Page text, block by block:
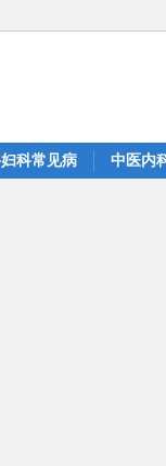
科常见病 中医内